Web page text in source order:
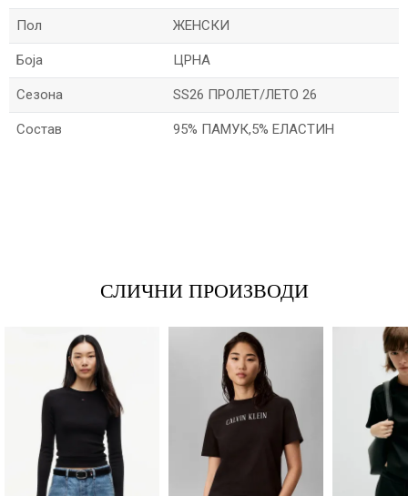
Пол ЖЕНСКИ
Боја ЦРНА
Сезона SS26 ПРОЛЕТ/ЛЕТО 26
Состав 95% ПАМУК,5% ЕЛАСТИН
Анти спам заштита - пресметајте колку е 9 - 4 :
СЛИЧНИ ПРОИЗВОДИ